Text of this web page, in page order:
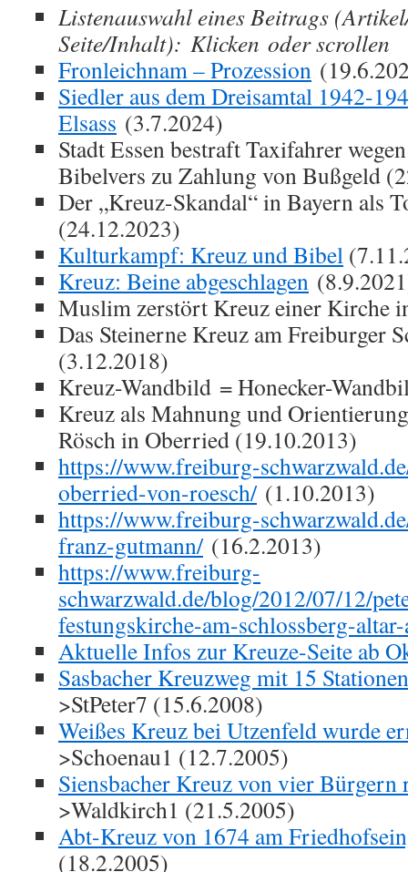
Listenauswahl eines Beitrags
Seite/Inhalt): Klicken oder scrollen
Fronleichnam – Prozession
Siedler aus dem Dreisamtal 1942-
Elsass (3.7.2024)
Stadt Essen bestraft Taxifahrer
Bibelvers zu Zahlung von Bußgeld
Der „Kreuz-Skandal“ in Bayern als
(24.12.2023)
Kulturkampf: Kreuz und Bibel
Kreuz: Beine abgeschlagen
Muslim zerstört Kreuz einer Kirche
Das Steinerne Kreuz am Freiburger
(3.12.2018)
Kreuz-Wandbild = Honecker-
Kreuz als Mahnung und
Rösch in Oberried (19.10.2013)
https://www.freiburg-
oberried-von-roesch/(1.10.2013)
https://www.freiburg-
franz-gutmann/(16.2.2013)
https://www.freiburg-
schwarzwald.de/blog/2012/07/12/
festungskirche-am-schlossberg-
Aktuelle Infos zur Kreuze-Seite ab
Sasbacher Kreuzweg mit 15
>StPeter7 (15.6.2008)
Weißes Kreuz bei Utzenfeld wurde
>Schoenau1 (12.7.2005)
Siensbacher Kreuz von vier Bürgern
>Waldkirch1 (21.5.2005)
Abt-Kreuz von 1674 am
(18.2.2005)